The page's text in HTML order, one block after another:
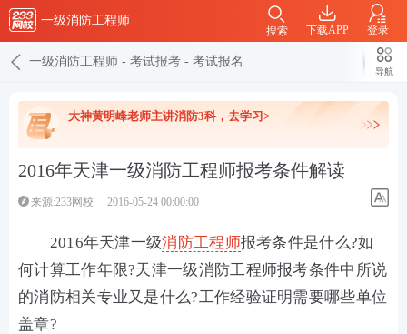
一级消防工程师
下载APP 登录
搜索
一级消防工程师 - 考试报考 - 考试报名
导航
大神黄明峰老师主讲消防3科，去学习>
2016年天津一级消防工程师报考条件解读
来源:233网校 2016-05-24 00:00:00
2016年天津一级消防工程师报考条件是什么?如
何计算工作年限?天津一级消防工程师报考条件中所说
的消防相关专业又是什么?工作经验证明需要哪些单位
盖章?